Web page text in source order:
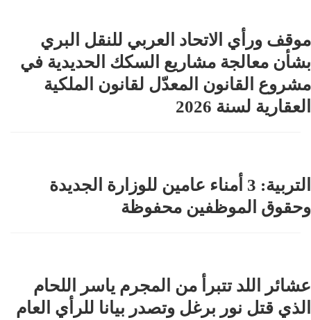
‏موقف ورأي الاتحاد العربي للنقل البري
بشأن معالجة مشاريع السكك الحديدية في
مشروع القانون المعدّل لقانون الملكية
العقارية لسنة 2026
التربية: 3 أمناء عامين للوزارة الجديدة
وحقوق الموظفين محفوظة
عشائر اللد تتبرأ من المجرم ياسر اللحام
الذي قتل نور برغل وتصدر بيانا للرأي العام